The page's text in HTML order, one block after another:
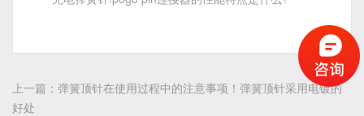
上一篇：弹簧顶针在使用过程中的注意事项！弹簧顶针采用电镀的
好处